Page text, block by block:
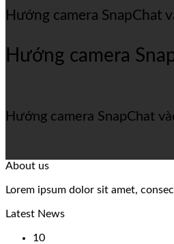
Hướng camera SnapChat
Hướng camera
Hướng camera SnapChat
About us
Lorem ipsum dolor sit amet,
Latest News
10